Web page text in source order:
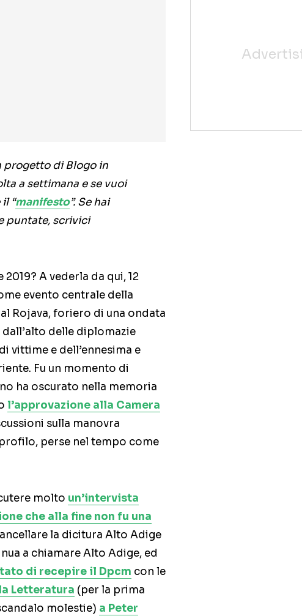
progetto di Blogo in
a settimana e se vuoi
“manifesto”. Se hai
puntate, scrivici
A vederla da qui, 12
evento centrale della
Rojava, foriero di una ondata
delle diplomazie
vittime e dell’ennesima e
Fu un momento di
ha oscurato nella memoria
l’approvazione alla Camera
sulla manovra
perse nel tempo come
molto un’intervista
che alla fine non fu una
la dicitura Alto Adige
a chiamare Alto Adige, ed
di recepire il Dpcm con le
Letteratura (per la prima
molestie) a Peter